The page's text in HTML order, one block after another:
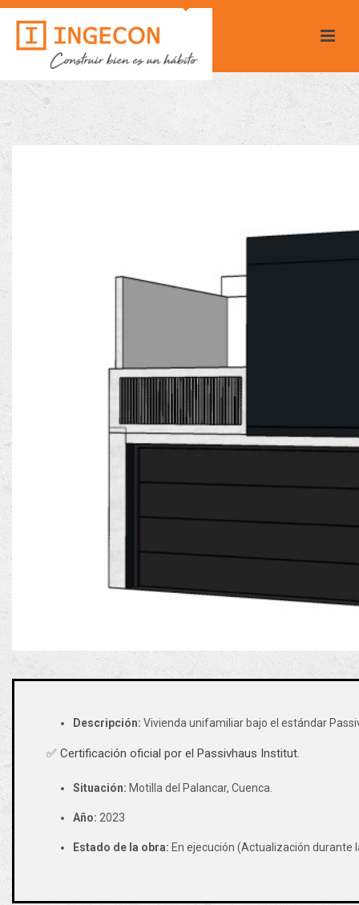
Descripción: Vivienda unifamiliar bajo el estándar
✅ Certificación oficial por el Passivhaus Institut.
Situación: Motilla del Palancar, Cuenca.
Año: 2023
Estado de la obra: En ejecución (Actualización durante